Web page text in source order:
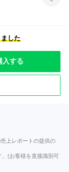
した
入する
上レポートの提供の
。(お客様を直接識別可